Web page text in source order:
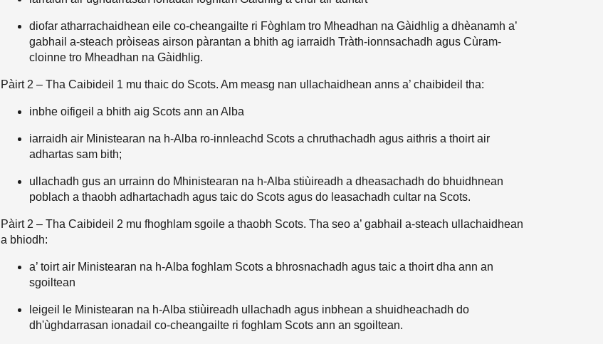
diofar atharrachaidhean eile co-cheangailte ri Fòghlam tro Mheadhan na Gàidhlig a dhèanamh a’
gabhail a-steach pròiseas airson pàrantan a bhith ag iarraidh Tràth-ionnsachadh agus Cùram-
cloinne tro Mheadhan na Gàidhlig.
Pàirt 2 – Tha Caibideil 1 mu thaic do Scots. Am measg nan ullachaidhean anns a’ chaibideil tha:
inbhe oifigeil a bhith aig Scots ann an Alba
iarraidh air Ministearan na h-Alba ro-innleachd Scots a chruthachadh agus aithris a thoirt air
adhartas sam bith;
ullachadh gus an urrainn do Mhinistearan na h-Alba stiùireadh a dheasachadh do bhuidhnean
poblach a thaobh adhartachadh agus taic do Scots agus do leasachadh cultar na Scots.
Pàirt 2 – Tha Caibideil 2 mu fhoghlam sgoile a thaobh Scots. Tha seo a’ gabhail a-steach ullachaidhean
a bhiodh:
a’ toirt air Ministearan na h-Alba foghlam Scots a bhrosnachadh agus taic a thoirt dha ann an
sgoiltean
leigeil le Ministearan na h-Alba stiùireadh ullachadh agus inbhean a shuidheachadh do
dh'ùghdarrasan ionadail co-cheangailte ri foghlam Scots ann an sgoiltean.